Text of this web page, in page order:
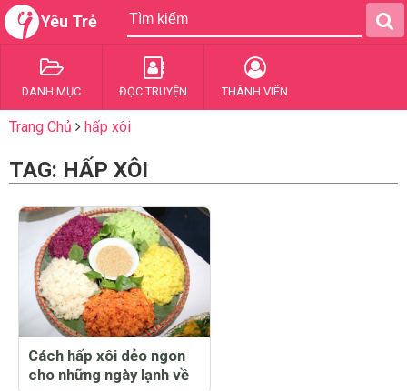
Yêu Trẻ
DANH MỤC ĐỌC TRUYỆN THÀNH VIÊN
Trang Chủ hấp xôi
TAG: HẤP XÔI
Cách hấp xôi dẻo ngon
cho những ngày lạnh về